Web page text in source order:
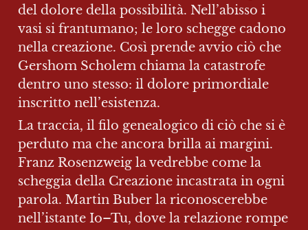
del dolore della possibilità. Nell’abisso i
vasi si frantumano; le loro schegge cadono
nella creazione. Così prende avvio ciò che
Gershom Scholem chiama la catastrofe
dentro uno stesso: il dolore primordiale
inscritto nell’esistenza.
La traccia, il filo genealogico di ciò che si è
perduto ma che ancora brilla ai margini.
Franz Rosenzweig la vedrebbe come la
scheggia della Creazione incastrata in ogni
parola. Martin Buber la riconoscerebbe
nell’istante Io–Tu, dove la relazione rompe